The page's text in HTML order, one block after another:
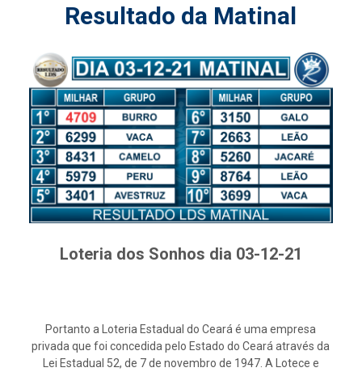
Resultado da Matinal
Loteria dos Sonhos dia 03-12-21
Portanto a Loteria Estadual do Ceará é uma empresa
privada que foi concedida pelo Estado do Ceará através da
Lei Estadual 52, de 7 de novembro de 1947. A Lotece e